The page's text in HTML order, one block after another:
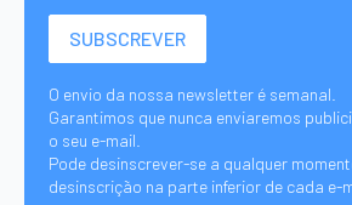
O envio da nossa newsletter é semanal.
Garantimos que nunca enviaremos
o seu e-mail.
Pode desinscrever-se a qualquer
desinscrição na parte inferior de cada e-